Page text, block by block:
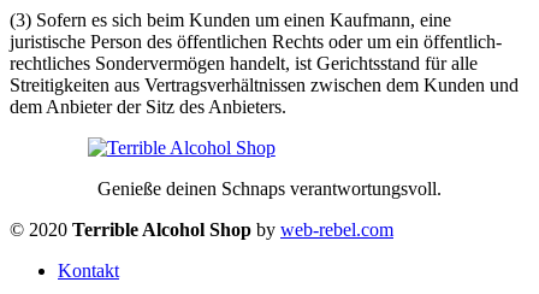
(3) Sofern es sich beim Kunden um einen Kaufmann, eine
juristische Person des öffentlichen Rechts oder um ein öffentlich-
rechtliches Sondervermögen handelt, ist Gerichtsstand für alle
Streitigkeiten aus Vertragsverhältnissen zwischen dem Kunden und
dem Anbieter der Sitz des Anbieters.
Genieße deinen Schnaps verantwortungsvoll.
© 2020 Terrible Alcohol Shop by web-rebel.com
Kontakt